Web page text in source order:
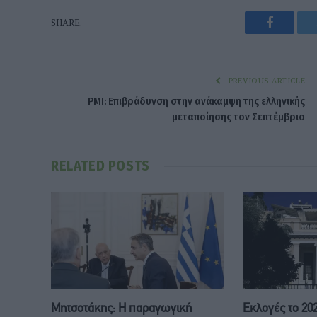
SHARE.
PREVIOUS ARTICLE
PMI: Επιβράδυνση στην ανάκαμψη της ελληνικής
μεταποίησης τον Σεπτέμβριο
RELATED POSTS
Μητσοτάκης: Η παραγωγική Εκλογές το